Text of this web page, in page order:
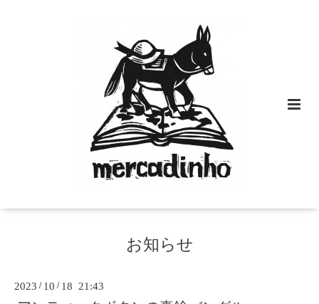
お知らせ
2023 / 10 / 18 21:43